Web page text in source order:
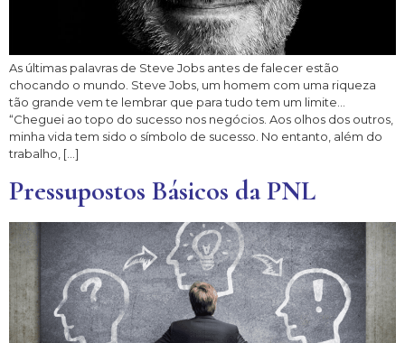
As últimas palavras de Steve Jobs antes de falecer estão
chocando o mundo. Steve Jobs, um homem com uma riqueza
tão grande vem te lembrar que para tudo tem um limite…
“Cheguei ao topo do sucesso nos negócios. Aos olhos dos outros,
minha vida tem sido o símbolo de sucesso. No entanto, além do
trabalho, […]
Pressupostos Básicos da PNL